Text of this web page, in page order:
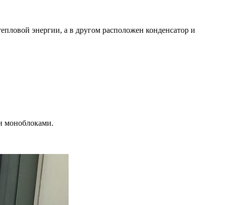
энергии, а в другом расположен конденсатор и
моноблоками.